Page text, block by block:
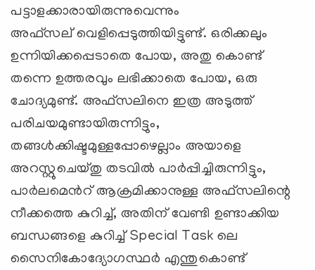
പട്ടാളക്കാരായിരുന്നുവെന്നും
അഫ്സല് ‍വെളിപ്പെടുത്തിയിട്ടുണ്ട്. ഒരിക്കലും
ഉന്നിയിക്കപ്പെടാതെ പോയ, അതു കൊണ്ട്
തന്നെ ഉത്തരവും ലഭിക്കാതെ പോയ, ഒരു
ചോദ്യമുണ്ട്. അഫ്സലിനെ ഇത്ര അടുത്ത്
പരിചയമുണ്ടായിരുന്നിട്ടും,
തങ്ങള്‍ക്കിഷ്ടമുള്ളപ്പോഴെല്ലാം അയാളെ
അറസ്റ്റുചെയ്തു തടവില്‍ പാര്‍പ്പിച്ചിരുന്നിട്ടും,
പാര്‍ലമെന്‍റ് ആക്രമിക്കാനുള്ള അഫ്സലിന്റെ
നീക്കത്തെ കുറിച്ച്, അതിന് വേണ്ടി ഉണ്ടാക്കിയ
ബന്ധങ്ങളെ കുറിച്ച് Special Task ലെ
സൈനികോദ്യോഗസ്ഥര്‍ എന്തുകൊണ്ട്